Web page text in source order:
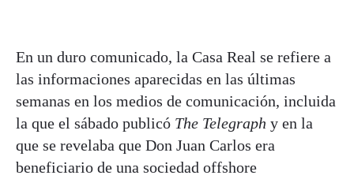
En un duro comunicado, la Casa Real se refiere a
las informaciones aparecidas en las últimas
semanas en los medios de comunicación, incluida
la que el sábado publicó The Telegraph y en la
que se revelaba que Don Juan Carlos era
beneficiario de una sociedad offshore